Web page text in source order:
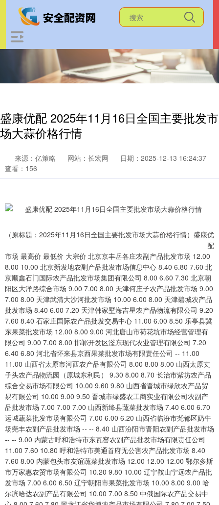
盛康优配 2025年11月16日全国主要批发市
场大蒜价格行情
来源：亿策略 网站：长宏网
日期：2025-12-13 16:24:37
查看：156
（原标题：2025年11月16日全国主要批发市场大蒜价格行情）盛康优
配
市场 最高价 最低价 大宗价 北京京丰岳各庄农副产品批发市场 12.00 8.00 10.00 北京新发地农副产品批发市场信息中心 8.40 6.80 7.60 北京顺鑫石门国际农产品批发市场集团有限公司 8.00 6.60 7.30 北京朝阳区大洋路综合市场 9.00 7.00 8.00 天津何庄子农产品批发市场 9.00 7.00 8.00 天津武清大沙河批发市场 10.00 6.00 8.00 天津碧城农产品批发市场 8.40 6.00 7.20 天津韩家墅海吉星农产品物流有限公司 9.20 7.60 8.40 石家庄国际农产品批发交易中心 11.00 6.00 8.50 乐亭县冀东果菜批发市场 12.00 8.00 9.00 河北唐山市荷花坑市场经营管理有限公司 9.00 7.00 8.00 邯郸开发区滏东现代农业管理有限公司 7.20 6.40 6.80 河北省怀来县京西果菜批发市场有限责任公司 -- 11.00 11.00 山西省太原市河西农产品有限公司 8.00 8.00 8.00 山西太原丈子头农产品物流园（原城东利民） 9.30 8.00 8.70 长治市紫坊农产品综合交易市场有限公司 10.00 9.60 9.80 山西省晋城市绿欣农产品贸易有限公司 10.00 9.00 9.50 晋城市绿盛农工商实业有限公司农副产品批发市场 7.00 7.00 7.00 山西新绛县蔬菜批发市场 7.40 6.00 6.70 运城蔬菜批发市场有限公司 7.00 6.00 6.20 山西省临汾市尧都区奶牛场尧丰农副产品批发市场 -- -- 8.40 山西汾阳市晋阳农副产品批发市场 -- -- 9.00 内蒙古呼和浩特市东瓦窑农副产品批发市场有限责任公司 11.00 7.60 10.80 呼和浩特市美通首府无公害农产品批发市场 8.40 7.60 8.00 内蒙包头市友谊蔬菜批发市场 12.00 12.00 12.00 鄂尔多斯市万家惠农贸市场有限公司 10.20 9.80 10.00 辽宁鞍山宁远农产品批发市场 7.00 6.00 6.50 辽宁朝阳市果菜批发市场 10.00 8.00 9.00 哈尔滨哈达农副产品有限公司 10.00 7.00 8.50 中俄国际农产品交易中心 8.00 7.60 7.80 黑龙江省华博农产品市场有限公司 7.80 7.00 7.50 上海市江桥批发市场经营管理有限公司 9.00 7.00 7.80 南京农副产品物流配送中心有限公司 12.00 8.40 10.20 江苏宜兴市瑞德蔬菜果品批发市场有限公司 14.00 11.00 12.50 江苏无锡朝阳农产品大市场 -- -- 3.24 江苏凌家塘市场发展有限公司 11.00 6.00 8.00 江苏苏州南环桥农副产品批发市场 9.00 7.00 8.00 江苏联谊农副产品批发市场 9.00 6.00 7.20 浙江良渚蔬菜市场开发有限公司 -- -- 6.00 杭州农副产品物流中心南庄兜农产品批发市场 -- -- 10.00 宁波蔬菜批发市场有限公司 10.70 7.90 9.30 嘉善绿洲市场建设有限公司 9.00 6.00 7.50 浙江嘉兴蔬菜批发交易市场 -- -- 8.00 绍兴市蔬菜果品批发交易市场有限公司 -- -- 10.00 义乌市市场发展集团有限公司农批管理分公司 9.00 6.00 8.00 安徽合肥周谷堆农产品批发市场 11.00 9.00 10.00 安徽省淮北市中瑞农产品批发市场 -- -- 9.00 安徽安庆市龙狮桥蔬菜批发市场 11.00 10.00 10.50 阜阳农产品中心批发市场 12.00 9.00 10.00 北海果业砀山惠丰市场有限公司 -- -- 10.00 安徽六安市裕安区紫竹林农产品批发市场 9.50 6.00 8.50 亳州农产品有限责任公司 -- -- 9.00 福建厦门同安闽南果蔬批发市场 14.00 10.00 11.00 福建省福鼎市商贸业服务中心 11.20 9.40 10.20 南昌深圳农产品中心批发市场有限公司 9.50 8.40 8.95 江西乐平蔬菜农产品批发大市场 7.00 6.20 6.60 江西九江琵琶湖农产品物流有限公司 7.00 6.40 6.40 江西永丰县蔬菜批发市场 -- -- 7.40 山东章丘刁镇蔬菜批发市场 8.00 6.00 7.00 青岛抚顺路蔬菜副食品批发市场股份有限公司 13.00 9.00 11.00 青岛东庄头蔬菜批发市场有限公司 10.60 2.00 6.00 山东青岛黄河路农产品批发市场 12.00 12.00 12.00 山东淄博市鲁中蔬菜批发市场 -- -- 8.00 山东威海市农副产品批发市场 9.00 7.40 9.00 山东德州黑马农贸水产批发市场 9.00 8.00 8.20 山东滨州(六街）鲁北蔬菜批发市场 -- -- 8.00 山东喜地农产品市场管理有限公司 9.35 9.01 9.10 河南万邦国际农产品物流股份有限公司 8.40 5.20 6.80 河南商丘市农产品中心批发市场 7.50 6.70 7.10 河南金牛大别山农产品现代物流中心 13.00 6.00 7.60 武汉白沙洲农副产品大市场有限公司 18.00 9.00 13.50 湖北襄樊市蔬菜批发市场 -- -- 7.00 湖北省洪湖农贸市场 19.40 10.20 14.40 两湖绿谷物流股份有限公司 8.00 7.00 7.60 湖北黄商集团股份有限公司 8.00 7.20 7.60 湖北浠水农产品批发市场 7.80 6.